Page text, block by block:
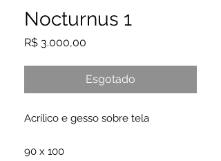
Nocturnus 1
R$ 3.000,00
Esgotado
Acrílico e gesso sobre tela
90 x 100